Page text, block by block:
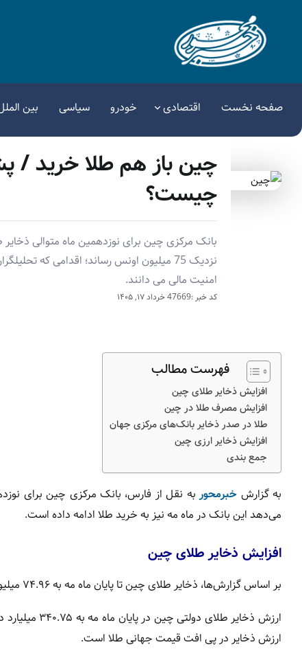
صفحه نخست اقتصادی خودرو سیاسی بین
چین باز هم طلا خرید /
چیست؟
بانک مرکزی چین برای نوزدهمین ماه متوالی
نزدیک 75 میلیون اونس رساند؛ اقدامی که
امنیت مالی می دانند.
کد خبر :47669 خرداد ۱۷, ۱۴۰۵
فهرست مطالب
افزایش ذخایر طلای چین
افزایش مصرف طلا در چین
طلا در صدر ذخایر بانک‌های مرکزی جهان
افزایش ذخایر ارزی چین
جمع بندی
به گزارش خبرمحور به نقل از فارس، بانک مرکزی چینبرای
می‌دهد این بانک در ماه مه نیز به خرید طلا ادامه داده است.
افزایش ذخایر طلای چین
بر اساس گزارش‌ها، ذخایر طلای چین تا پایان ماه مه به ۷۴.۹۶ میلیون اونس طلای خالص رسید؛ رقمی که در پایان ماه آوریل ۷۴.۶۴ میلیون اونس بود.
ارزش ذخایر در پی افت قیمت جهانی طلا است.